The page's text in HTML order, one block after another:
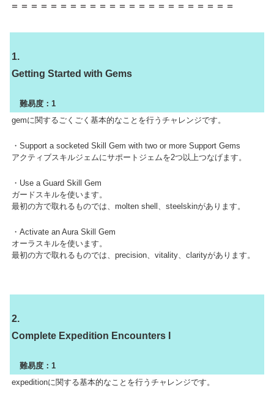
＝＝＝＝＝＝＝＝＝＝＝＝＝＝＝＝＝＝＝＝＝＝＝
1.
Getting Started with Gems
難易度：1
gemに関するごくごく基本的なことを行うチャレンジです。
・Support a socketed Skill Gem with two or more Support Gems
アクティブスキルジェムにサポートジェムを2つ以上つなげます。
・Use a Guard Skill Gem
ガードスキルを使います。
最初の方で取れるものでは、molten shell、steelskinがあります。
・Activate an Aura Skill Gem
オーラスキルを使います。
最初の方で取れるものでは、precision、vitality、clarityがあります。
2.
Complete Expedition Encounters I
難易度：1
expeditionに関する基本的なことを行うチャレンジです。